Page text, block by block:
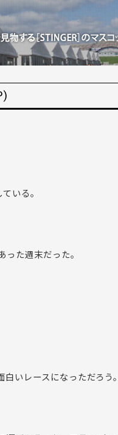
いる。
た週末だった。
いレースになっただろう。